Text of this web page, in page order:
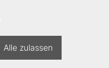
Alle zulassen